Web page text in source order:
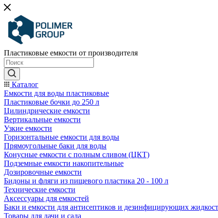
Пластиковые емкости от производителя
Каталог
Емкости для воды пластиковые
Пластиковые бочки до 250 л
Цилиндрические емкости
Вертикальные емкости
Узкие емкости
Горизонтальные емкости для воды
Прямоугольные баки для воды
Конусные емкости с полным сливом (ЦКТ)
Подземные емкости накопительные
Дозировочные емкости
Бидоны и фляги из пищевого пластика 20 - 100 л
Технические емкости
Аксессуары для емкостей
Баки и емкости для антисептиков и дезинфицирующих
Товары для дачи и сада